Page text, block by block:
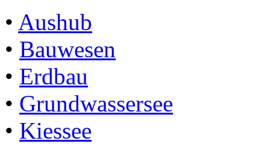
• Aushub
• Bauwesen
• Erdbau
• Grundwassersee
• Kiessee